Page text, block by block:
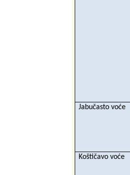
Jabučasto voće
Koštičavo voće